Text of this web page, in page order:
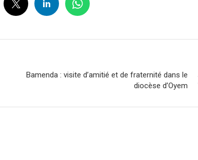
Bamenda : visite d’amitié et de fraternité dans le
diocèse d’Oyem